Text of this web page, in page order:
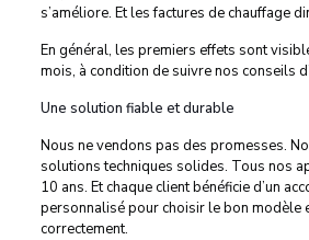
s’améliore. Et les factures de chauffage
En général, les premiers effets sont
mois, à condition de suivre nos conseils
Une solution fiable et durable
Nous ne vendons pas des promesses.
solutions techniques solides. Tous nos
10 ans. Et chaque client bénéficie d’un
personnalisé pour choisir le bon modèle
correctement.